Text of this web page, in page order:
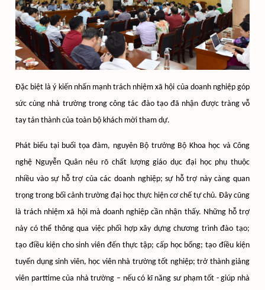
Đặc biệt là ý kiến nhấn mạnh trách nhiệm xã hội của doanh nghiệp góp
sức cùng nhà trường trong công tác đào tạo đã nhận được tràng vỗ
tay tán thành của toàn bộ khách mời tham dự.
Phát biểu tại buổi tọa đàm, nguyên Bộ trưởng Bộ Khoa học và Công
nghệ Nguyễn Quân nêu rõ chất lượng giáo dục đại học phụ thuộc
nhiều vào sự hỗ trợ của các doanh nghiệp; sự hỗ trợ này càng quan
trọng trong bối cảnh trường đại học thực hiện cơ chế tự chủ. Đây cũng
là trách nhiệm xã hội mà doanh nghiệp cần nhận thấy. Những hỗ trợ
này có thể thông qua việc phối hợp xây dựng chương trình đào tạo;
tạo điều kiện cho sinh viên đến thực tập; cấp học bổng; tạo điều kiện
tuyển dụng sinh viên, học viên nhà trường tốt nghiệp; trở thành giảng
viên parttime của nhà trường – nếu có kĩ năng sư phạm tốt - giúp nhà